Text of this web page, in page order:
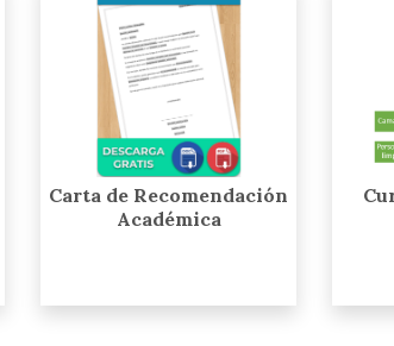
Carta de Recomendación
Académica